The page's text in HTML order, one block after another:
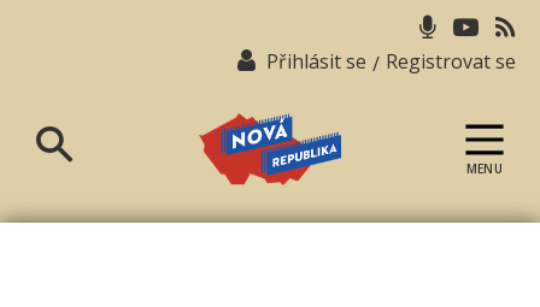
Přihlásit se / Registrovat se
republika
MENU